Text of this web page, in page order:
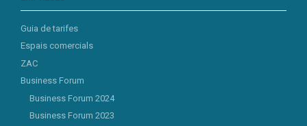
Guia de tarifes
Espais comercials
ZAC
Business Forum
Business Forum 2024
Business Forum 2023